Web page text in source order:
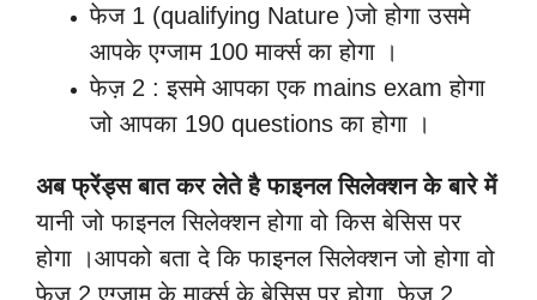
फेज 1 (qualifying Nature )जो होगा उसमे
आपके एग्जाम 100 मार्क्स का होगा ।
फेज़ 2 : इसमे आपका एक mains exam होगा
जो आपका 190 questions का होगा ।
अब फ्रेंड्स बात कर लेते है फाइनल सिलेक्शन के बारे में
यानी जो फाइनल सिलेक्शन होगा वो किस बेसिस पर
होगा ।आपको बता दे कि फाइनल सिलेक्शन जो होगा वो
फेज 2 एग्जाम के मार्क्स के बेसिस पर होगा, फेज 2